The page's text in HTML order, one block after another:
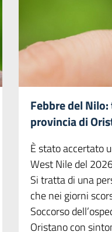
Febbre del
provincia di
È stato accertato
West Nile del
Si tratta di una
che nei giorni
Soccorso
Oristano con